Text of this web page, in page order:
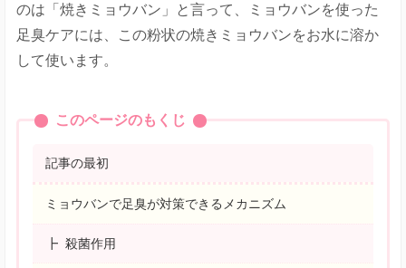
のは「焼きミョウバン」と言って、ミョウバンを使った
足臭ケアには、この粉状の焼きミョウバンをお水に溶か
して使います。
このページのもくじ
記事の最初
ミョウバンで足臭が対策できるメカニズム
殺菌作用